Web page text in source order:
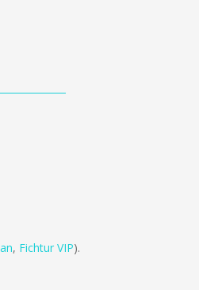
, Fichtur VIP).